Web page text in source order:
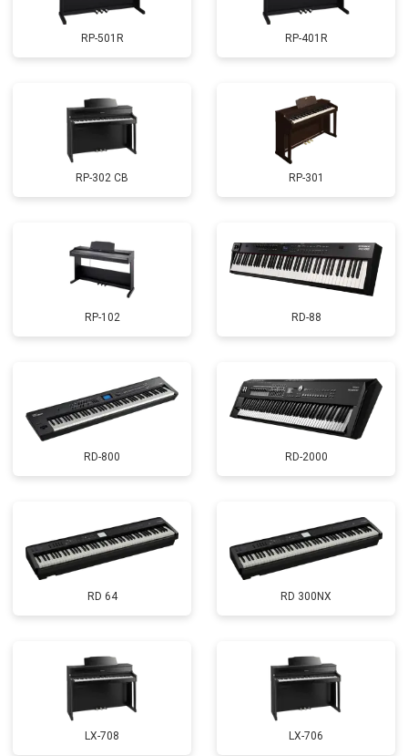
RP-501R RP-401R
RP-302 CB RP-301
RP-102 RD-88
RD-800 RD-2000
RD 64 RD 300NX
LX-708 LX-706